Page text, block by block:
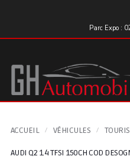
Parc Expo :
ACCUEIL VÉHICULES
AUDI Q2 1.4 TFSI 150CH COD
Panneau de gestion des